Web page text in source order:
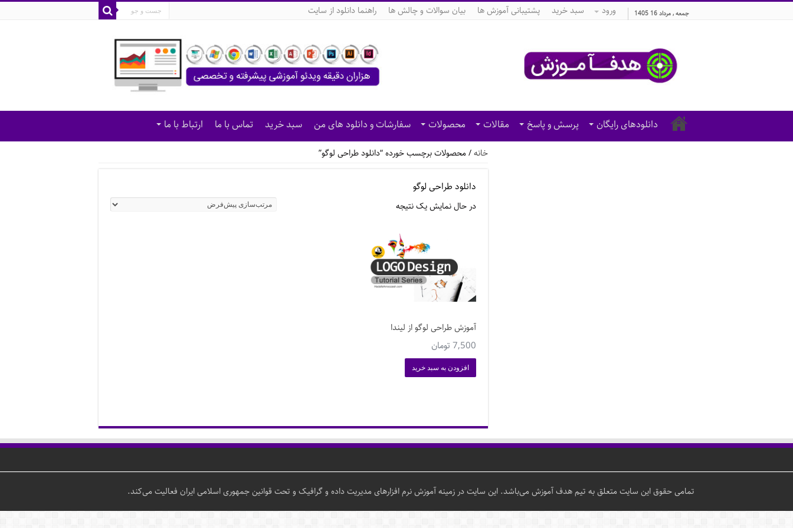
جمعه , مرداد 16 1405 ورود سبد خرید پشتیبانی آموزش ها بیان سوالات و چالش ها راهنما دانلود از سایت
دانلودهای رایگان پرسش و پاسخ مقالات محصولات سفارشات و دانلود های من سبد خرید تماس با ما ارتباط با ما
خانه/ محصولات برچسب خورده “دانلود طراحی لوگو”
دانلود طراحی لوگو
در حال نمایش یک نتیجه
آموزش طراحی لوگو از لیندا
7,500تومان
افزودن به سبد خرید
تمامی حقوق این سایت متعلق به تیم هدف آموزش می‌باشد. این سایت در زمینه آموزش نرم افزارهای مدیریت داده و گرافیک و تحت قوانین جمهوری اسلامی ایران فعالیت می‌کند.